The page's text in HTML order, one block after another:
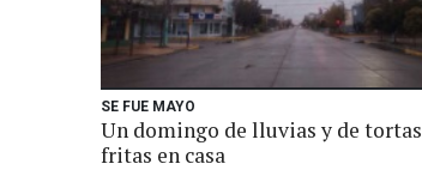
SE FUE MAYO
Un domingo de lluvias y de tortas
fritas en casa